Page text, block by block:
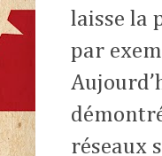
laisse la
par
réseaux